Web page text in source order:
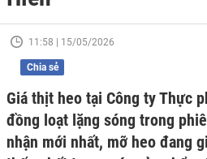
11:58 | 15/05/2026
Chia sẻ
Giá thịt heo tại Công ty Thực
đồng loạt lặng sóng trong
nhận mới nhất, mỡ heo đang